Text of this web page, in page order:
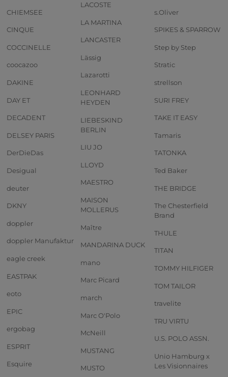
CHIEMSEE
CINQUE
COCCINELLE
coocazoo
DAKINE
DAY ET
DECADENT
DELSEY PARIS
DerDieDas
Desigual
deuter
DKNY
doppler
doppler Manufaktur
eagle creek
EASTPAK
eoto
EPIC
ergobag
ESPRIT
Esquire
LACOSTE
LA MARTINA
LANCASTER
Lässig
Lazarotti
LEONHARD
HEYDEN
LIEBESKIND
BERLIN
LIU JO
LLOYD
MAESTRO
MAISON
MOLLERUS
Maître
MANDARINA DUCK
mano
Marc Picard
march
Marc O'Polo
McNeill
MUSTANG
MUSTO
s.Oliver
SPIKES & SPARROW
Step by Step
Stratic
strellson
SURI FREY
TAKE IT EASY
Tamaris
TATONKA
Ted Baker
THE BRIDGE
The Chesterfield
Brand
THULE
TITAN
TOMMY HILFIGER
TOM TAILOR
travelite
TRU VIRTU
U.S. POLO ASSN.
Unio Hamburg x
Les Visionnaires